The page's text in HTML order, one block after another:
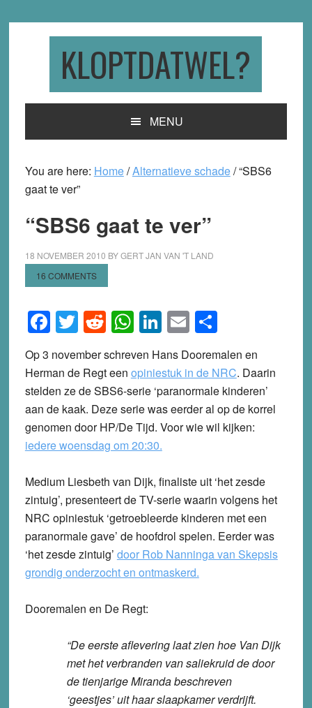
KLOPTDATWEL?
MENU
You are here: Home/Alternatieve schade/“SBS6
gaat te ver”
“SBS6 gaat te ver”
18 NOVEMBER 2010 BYGERT JAN VAN 'T LAND
16 COMMENTS
Facebook
Twitter
Reddit
WhatsApp
LinkedIn
EmailShare
Op 3 november schreven Hans Dooremalen en
Herman de Regt een opiniestuk in de NRC. Daarin
stelden ze de SBS6-serie ‘paranormale kinderen’
aan de kaak. Deze serie was eerder al op de korrel
genomen door HP/De Tijd. Voor wie wil kijken:
iedere woensdag om 20:30.
Medium Liesbeth van Dijk, finaliste uit ‘het zesde
zintuig’, presenteert de TV-serie waarin volgens het
NRC opiniestuk ‘getroebleerde kinderen met een
paranormale gave’ de hoofdrol spelen. Eerder was
‘het zesde zintuig’ door Rob Nanninga van Skepsis
grondig onderzocht en ontmaskerd.
Dooremalen en De Regt:
“De eerste aflevering laat zien hoe Van Dijk
met het verbranden van saliekruid de door
de tienjarige Miranda beschreven
‘geestjes’ uit haar slaapkamer verdrijft.